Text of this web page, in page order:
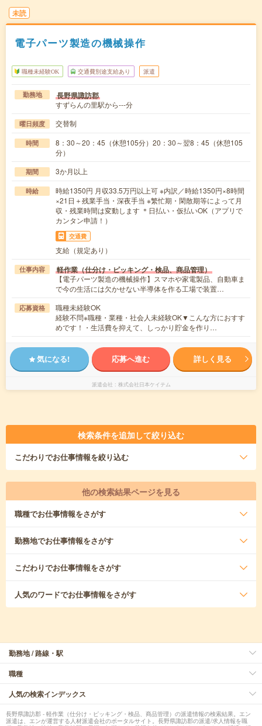
未読
電子パーツ製造の機械操作
職種未経験OK 交通費別途支給あり 派遣
勤務地 長野県諏訪郡
すずらんの里駅から---分
曜日頻度 交替制
時間
8：30～20：45（休憩105分）20：30～翌8：45（休憩105
分）
期間 3か月以上
時給
時給1350円 月収33.5万円以上可 ※内訳／時給1350円×8時間
×21日＋残業手当・深夜手当 ※繁忙期・閑散期等によって月
収・残業時間は変動します ＊日払い・仮払いOK（アプリで
カンタン申請！）
交通費
支給（規定あり）
仕事内容 軽作業（仕分け・ピッキング・検品、商品管理）
【電子パーツ製造の機械操作】スマホや家電製品、自動車ま
で今の生活には欠かせない半導体を作る工場で装置…
応募資格
職種未経験OK
経験不問※職種・業種・社会人未経験OK▼こんな方におすす
めです！・生活費を抑えて、しっかり貯金を作り…
気になる! 応募へ進む 詳しく見る
派遣会社 株式会社日本ケイテム
検索条件を追加して絞り込む
こだわりでお仕事情報を絞り込む
他の検索結果ページを見る
職種でお仕事情報をさがす
勤務地でお仕事情報をさがす
こだわりでお仕事情報をさがす
人気のワードでお仕事情報をさがす
勤務地 / 路線・駅
職種
人気の検索インデックス
長野県諏訪郡 - 軽作業（仕分け・ピッキング・検品、商品管理）の派遣情報の検索結果。エン
派遣は、エンが運営する人材派遣会社のポータルサイト。長野県諏訪郡の派遣/求人情報を職